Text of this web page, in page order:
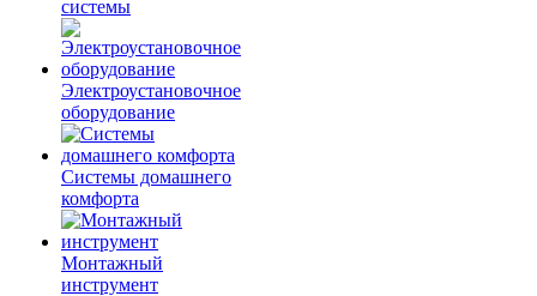
системы
Электроустановочное
оборудование
Системы домашнего
комфорта
Монтажный
инструмент